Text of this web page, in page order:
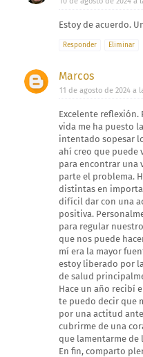
Estoy de acuerdo.
Responder Eliminar
Marcos
11 de agosto de 2024 a
Excelente
vida me ha puesto
intentado sopesar
ahí creo que puede
para encontrar una
parte el problema.
distintas en
difícil dar con una
positiva.
para regular
que nos puede
mí era la mayor
estoy liberado por
de salud
Hace un año recibí
te puedo decir que
por una actitud
cubrirme de una
que lamentarme de
En fin, comparto